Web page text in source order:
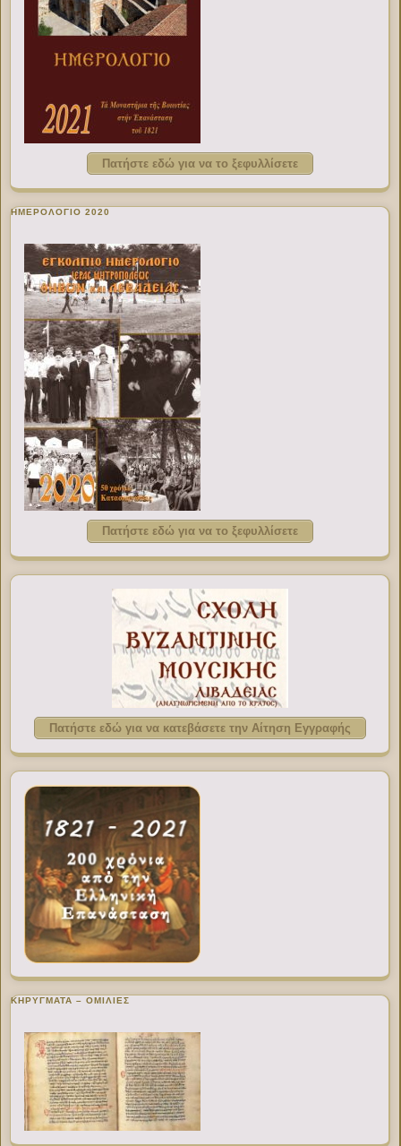
Πατήστε εδώ για να το ξεφυλλίσετε
ΗΜΕΡΟΛΟΓΙΟ 2020
Πατήστε εδώ για να το ξεφυλλίσετε
Πατήστε εδώ για να κατεβάσετε την Αίτηση Εγγραφής
ΚΗΡΥΓΜΑΤΑ – ΟΜΙΛΙΕΣ